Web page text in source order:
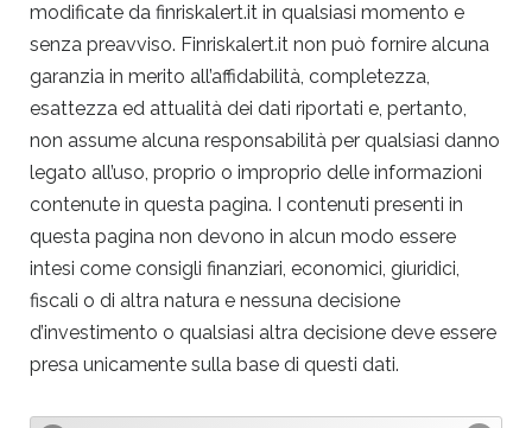
modificate da finriskalert.it in qualsiasi momento e
senza preavviso. Finriskalert.it non può fornire alcuna
garanzia in merito all’affidabilità, completezza,
esattezza ed attualità dei dati riportati e, pertanto,
non assume alcuna responsabilità per qualsiasi danno
legato all’uso, proprio o improprio delle informazioni
contenute in questa pagina. I contenuti presenti in
questa pagina non devono in alcun modo essere
intesi come consigli finanziari, economici, giuridici,
fiscali o di altra natura e nessuna decisione
d’investimento o qualsiasi altra decisione deve essere
presa unicamente sulla base di questi dati.